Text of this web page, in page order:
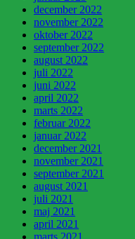
december 2022
november 2022
oktober 2022
september 2022
august 2022
juli 2022
juni 2022
april 2022
marts 2022
februar 2022
januar 2022
december 2021
november 2021
september 2021
august 2021
juli 2021
maj 2021
april 2021
marts 2021